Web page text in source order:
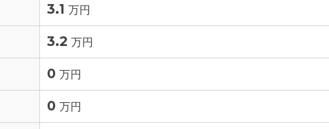
3.1 万円
3.2 万円
0 万円
0 万円